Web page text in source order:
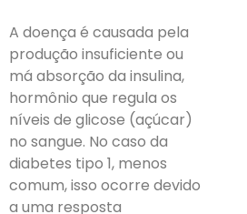
A doença é causada pela
produção insuficiente ou
má absorção da insulina,
hormônio que regula os
níveis de glicose (açúcar)
no sangue. No caso da
diabetes tipo 1, menos
comum, isso ocorre devido
a uma resposta